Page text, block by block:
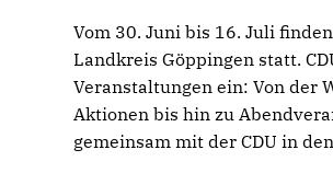
Vom 30. Juni bis 16. Juli
Landkreis Göppingen statt.
Veranstaltungen ein: Von der
Aktionen bis hin zu
gemeinsam mit der CDU in